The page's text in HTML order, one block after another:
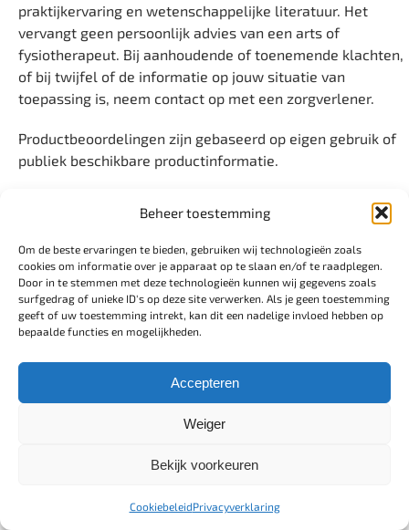
Beheer toestemming
Om de beste ervaringen te bieden, gebruiken wij technologieën zoals
cookies om informatie over je apparaat op te slaan en/of te raadplegen.
Door in te stemmen met deze technologieën kunnen wij gegevens zoals
surfgedrag of unieke ID's op deze site verwerken. Als je geen toestemming
geeft of uw toestemming intrekt, kan dit een nadelige invloed hebben op
bepaalde functies en mogelijkheden.
Accepteren
Weiger
Bekijk voorkeuren
CookiebeleidPrivacyverklaring
praktijkervaring en wetenschappelijke literatuur. Het
vervangt geen persoonlijk advies van een arts of
fysiotherapeut. Bij aanhoudende of toenemende klachten,
of bij twijfel of de informatie op jouw situatie van
toepassing is, neem contact op met een zorgverlener.
Productbeoordelingen zijn gebaseerd op eigen gebruik of
publiek beschikbare productinformatie.
Delen:
Over de auteur: Martijn